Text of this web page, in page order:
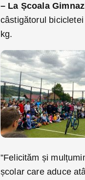
– La Școala
câstigătorul
kg.
”Felicităm și
școlar care aduce